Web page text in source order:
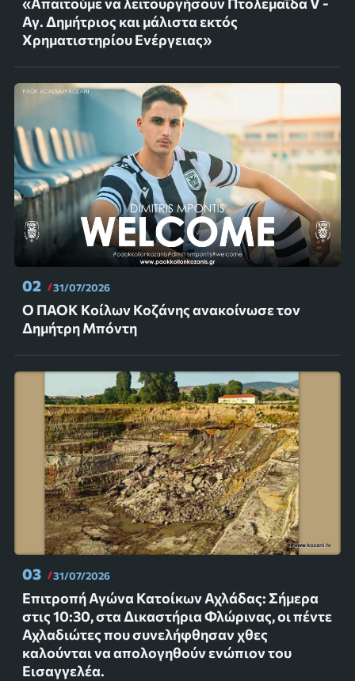
Αγ. Δημήτριος και μάλιστα εκτός
Χρηματιστηρίου Ενέργειας»
02 31/07/2026
Ο ΠΑΟΚ Κοίλων Κοζάνης ανακοίνωσε τον
Δημήτρη Μπόντη
03 31/07/2026
Επιτροπή Αγώνα Κατοίκων Αχλάδας: Σήμερα
στις 10:30, στα Δικαστήρια Φλώρινας, οι πέντε
Αχλαδιώτες που συνελήφθησαν χθες
καλούνται να απολογηθούν ενώπιον του
Εισαγγελέα.